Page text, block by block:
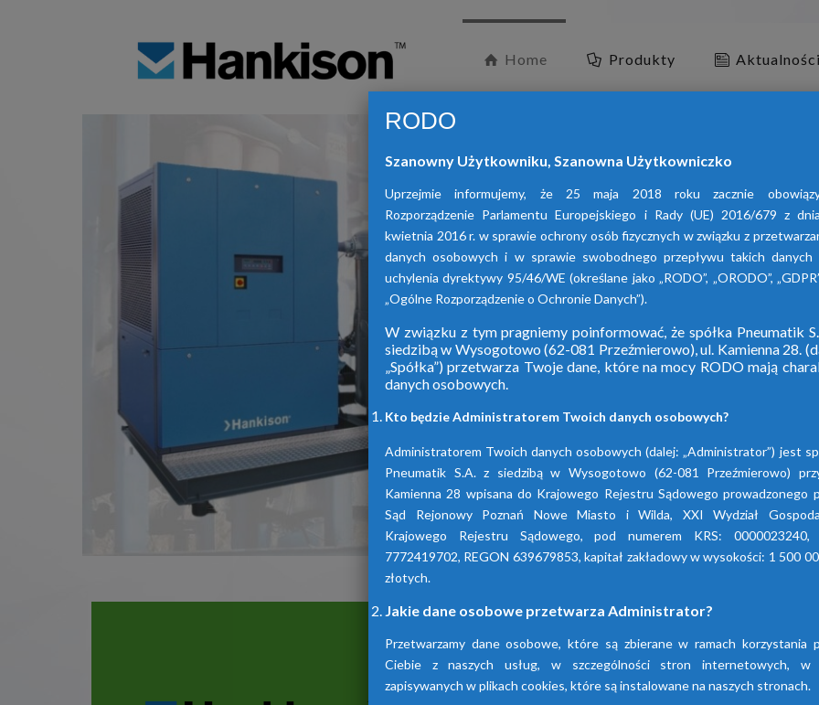
Home Produkty Aktualności
W ofercie naszej
Firma Pneumatik pojawiła się na rynku w
technice sprężonego powietrza,
wyspecjalizowanych urządzeń.
RODO
Szanowny Użytkowniku, Szanowna Użytkowniczko
Uprzejmie informujemy, że 25 maja 2018 roku zacznie
Rozporządzenie Parlamentu Europejskiego i Rady (UE) 2016/679 z
kwietnia 2016 r. w sprawie ochrony osób fizycznych w związku z
danych osobowych i w sprawie swobodnego przepływu takich danych
uchylenia dyrektywy 95/46/WE (określane jako „RODO”, „ORODO”,
„Ogólne Rozporządzenie o Ochronie Danych”).
W związku z tym pragniemy poinformować, że spółka Pneumatik
siedzibą w Wysogotowo (62-081 Przeźmierowo), ul. Kamienna 28.
„Spółka”) przetwarza Twoje dane, które na mocy RODO mają
danych osobowych.
Kto będzie Administratorem Twoich danych osobowych?
Administratorem Twoich danych osobowych (dalej: „Administrator”) jest
Pneumatik S.A. z siedzibą w Wysogotowo (62-081 Przeźmierowo)
Kamienna 28 wpisana do Krajowego Rejestru Sądowego prowadzonego
Sąd Rejonowy Poznań Nowe Miasto i Wilda, XXI Wydział
Krajowego Rejestru Sądowego, pod numerem KRS: 0000023240,
7772419702, REGON 639679853, kapitał zakładowy w wysokości: 1 500
złotych.
Jakie dane osobowe przetwarza Administrator?
Przetwarzamy dane osobowe, które są zbierane w ramach korzystania
Ciebie z naszych usług, w szczególności stron internetowych, w
zapisywanych w plikach cookies, które są instalowane na naszych stronach.